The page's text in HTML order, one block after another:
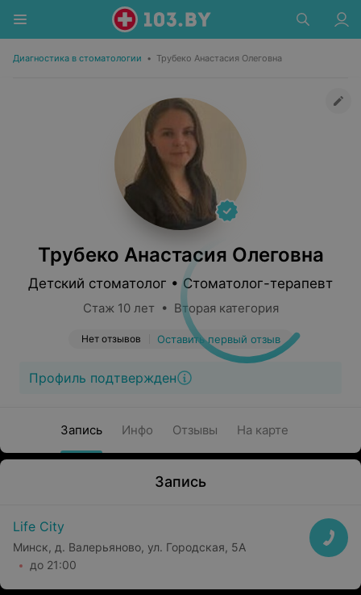
Диагностика в стоматологии • Трубеко Анастасия Олеговна
Трубеко Анастасия Олеговна
Детский стоматолог • Стоматолог-терапевт
Стаж 10 лет • Вторая категория
Нет отзывов Оставить первый отзыв
Профиль подтвержден
Запись Инфо Отзывы На карте
Запись
Life City
Минск, д. Валерьяново, ул. Городская, 5А
до 21:00